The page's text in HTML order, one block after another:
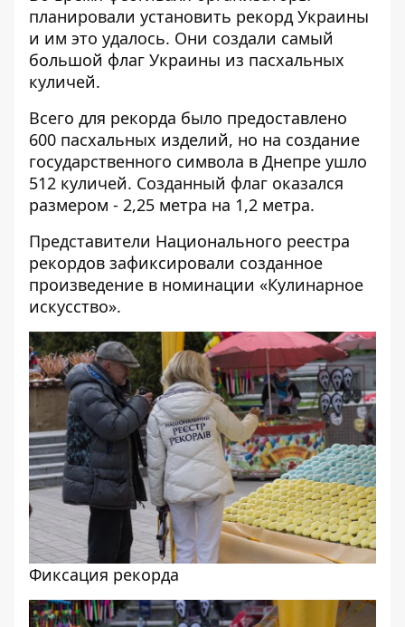
планировали установить рекорд Украины
и им это удалось. Они создали самый
большой флаг Украины из пасхальных
куличей.
Всего для рекорда было предоставлено
600 пасхальных изделий, но на создание
государственного символа в Днепре ушло
512 куличей. Созданный флаг оказался
размером - 2,25 метра на 1,2 метра.
Представители Национального реестра
рекордов зафиксировали созданное
произведение в номинации «Кулинарное
искусство».
Фиксация рекорда